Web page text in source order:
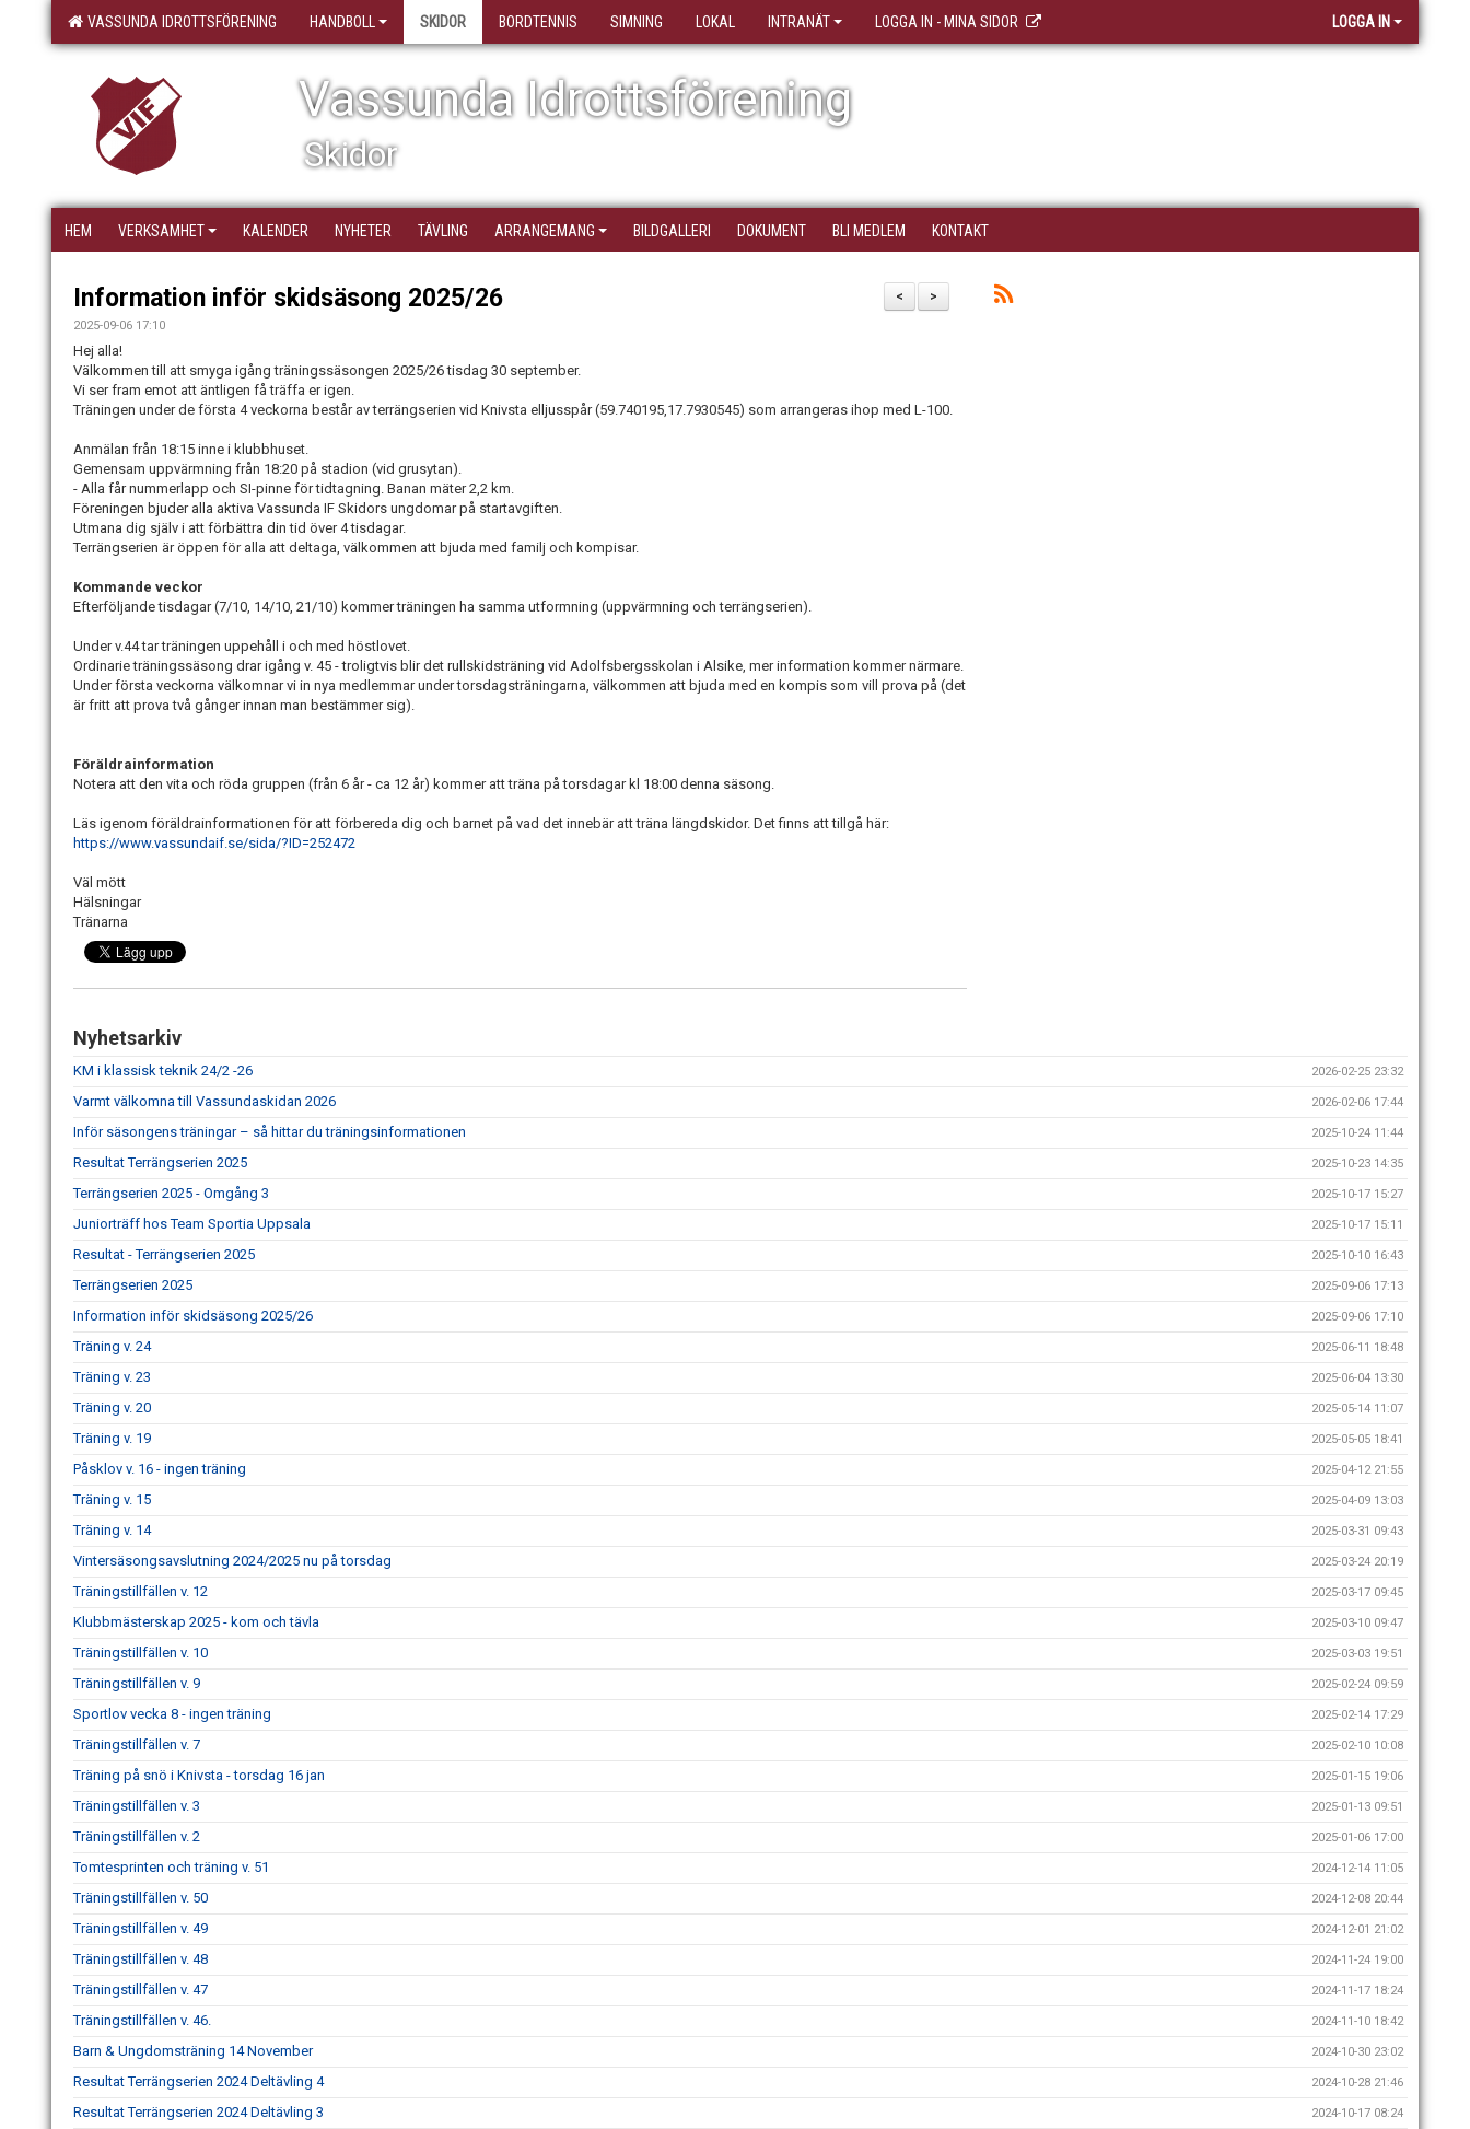
VASSUNDA IDROTTSFÖRENING HANDBOLL SKIDOR BORDTENNIS SIMNING LOKAL INTRANÄT LOGGA IN - MINA SIDOR LOGGA IN
Vassunda Idrottsförening
Skidor
HEM VERKSAMHET KALENDER NYHETER TÄVLING ARRANGEMANG BILDGALLERI DOKUMENT BLI MEDLEM KONTAKT
>
<
Information inför skidsäsong 2025/26
2025-09-06 17:10
Hej alla!
Välkommen till att smyga igång träningssäsongen 2025/26 tisdag 30 september.
Vi ser fram emot att äntligen få träffa er igen.
Träningen under de första 4 veckorna består av terrängserien vid Knivsta elljusspår (59.740195,17.7930545) som arrangeras ihop med L-100.
Anmälan från 18:15 inne i klubbhuset.
Gemensam uppvärmning från 18:20 på stadion (vid grusytan).
- Alla får nummerlapp och SI-pinne för tidtagning. Banan mäter 2,2 km.
Föreningen bjuder alla aktiva Vassunda IF Skidors ungdomar på startavgiften.
Utmana dig själv i att förbättra din tid över 4 tisdagar.
Terrängserien är öppen för alla att deltaga, välkommen att bjuda med familj och kompisar.
Kommande veckor
Efterföljande tisdagar (7/10, 14/10, 21/10) kommer träningen ha samma utformning (uppvärmning och terrängserien).
Under v.44 tar träningen uppehåll i och med höstlovet.
Ordinarie träningssäsong drar igång v. 45 - troligtvis blir det rullskidsträning vid Adolfsbergsskolan i Alsike, mer information kommer närmare.
Under första veckorna välkomnar vi in nya medlemmar under torsdagsträningarna, välkommen att bjuda med en kompis som vill prova på (det
är fritt att prova två gånger innan man bestämmer sig).
Föräldrainformation
Notera att den vita och röda gruppen (från 6 år - ca 12 år) kommer att träna på torsdagar kl 18:00 denna säsong.
Läs igenom föräldrainformationen för att förbereda dig och barnet på vad det innebär att träna längdskidor. Det finns att tillgå här:
https://www.vassundaif.se/sida/?ID=252472
Väl mött
Hälsningar
Tränarna
Nyhetsarkiv
KM i klassisk teknik 24/2 -26 2026-02-25 23:32
Varmt välkomna till Vassundaskidan 2026 2026-02-06 17:44
Inför säsongens träningar – så hittar du träningsinformationen 2025-10-24 11:44
Resultat Terrängserien 2025 2025-10-23 14:35
Terrängserien 2025 - Omgång 3 2025-10-17 15:27
Juniorträff hos Team Sportia Uppsala 2025-10-17 15:11
Resultat - Terrängserien 2025 2025-10-10 16:43
Terrängserien 2025 2025-09-06 17:13
Information inför skidsäsong 2025/26 2025-09-06 17:10
Träning v. 24 2025-06-11 18:48
Träning v. 23 2025-06-04 13:30
Träning v. 20 2025-05-14 11:07
Träning v. 19 2025-05-05 18:41
Påsklov v. 16 - ingen träning 2025-04-12 21:55
Träning v. 15 2025-04-09 13:03
Träning v. 14 2025-03-31 09:43
Vintersäsongsavslutning 2024/2025 nu på torsdag 2025-03-24 20:19
Träningstillfällen v. 12 2025-03-17 09:45
Klubbmästerskap 2025 - kom och tävla 2025-03-10 09:47
Träningstillfällen v. 10 2025-03-03 19:51
Träningstillfällen v. 9 2025-02-24 09:59
Sportlov vecka 8 - ingen träning 2025-02-14 17:29
Träningstillfällen v. 7 2025-02-10 10:08
Träning på snö i Knivsta - torsdag 16 jan 2025-01-15 19:06
Träningstillfällen v. 3 2025-01-13 09:51
Träningstillfällen v. 2 2025-01-06 17:00
Tomtesprinten och träning v. 51 2024-12-14 11:05
Träningstillfällen v. 50 2024-12-08 20:44
Träningstillfällen v. 49 2024-12-01 21:02
Träningstillfällen v. 48 2024-11-24 19:00
Träningstillfällen v. 47 2024-11-17 18:24
Träningstillfällen v. 46. 2024-11-10 18:42
Barn & Ungdomsträning 14 November 2024-10-30 23:02
Resultat Terrängserien 2024 Deltävling 4 2024-10-28 21:46
Resultat Terrängserien 2024 Deltävling 3 2024-10-17 08:24